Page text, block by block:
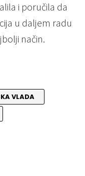
i poručila da
u daljem radu
način.
VLADA